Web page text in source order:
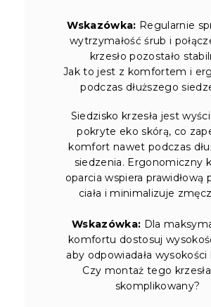
Wskazówka: Regularnie
wytrzymałość śrub i
krzesło pozostało
Jak to jest z komfortem i
podczas dłuższego
Siedzisko krzesła jest
pokryte eko skórą, co
komfort nawet podczas
siedzenia. Ergonomiczny
oparcia wspiera prawidłową
ciała i minimalizuje
Wskazówka: Dla
komfortu dostosuj
aby odpowiadała wysokości
Czy montaż tego
skomplikowany?